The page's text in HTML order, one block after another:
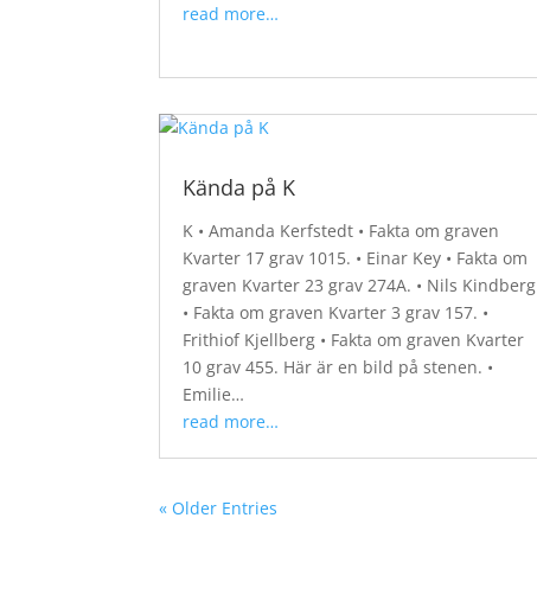
read more…
Kända på K
K • Amanda Kerfstedt • Fakta om graven
Kvarter 17 grav 1015. • Einar Key • Fakta om
graven Kvarter 23 grav 274A. • Nils Kindberg
• Fakta om graven Kvarter 3 grav 157. •
Frithiof Kjellberg • Fakta om graven Kvarter
10 grav 455. Här är en bild på stenen. •
Emilie…
read more…
« Older Entries